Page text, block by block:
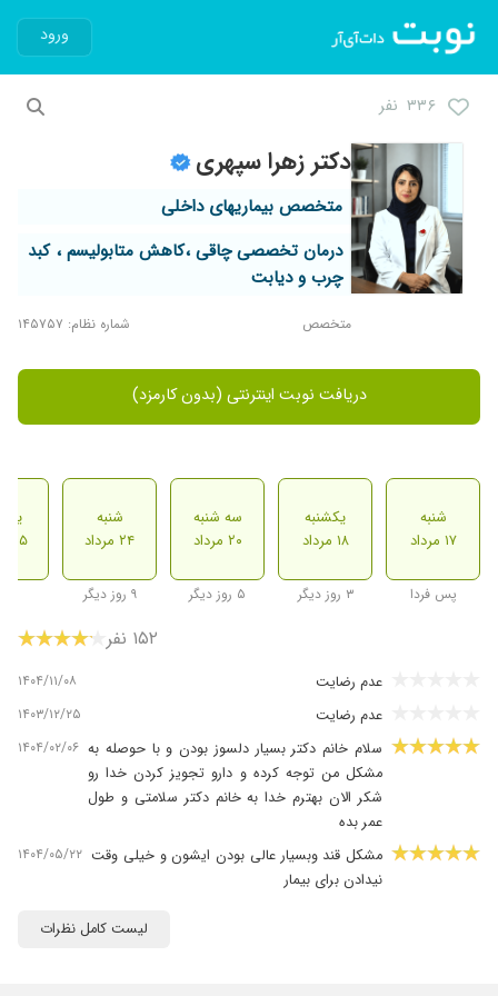
ورود
۳۳۶ نفر
دکتر زهرا سپهری
متخصص بیماریهای داخلی
درمان تخصصی چاقی ،کاهش متابولیسم ، کبد
چرب و دیابت
متخصص شماره نظام: ۱۴۵۷۵۷
دریافت نوبت اینترنتی (بدون کارمزد)
شنبه
۱۷ مرداد
پس فردا
یکشنبه
۱۸ مرداد
۳ روز دیگر
سه شنبه
۲۰ مرداد
۵ روز دیگر
شنبه
۲۴ مرداد
۹ روز دیگر
۲۵ مرداد
۱۵۲ نفر
عدم رضایت ۱۴۰۴/۱۱/۰۸
عدم رضایت ۱۴۰۳/۱۲/۲۵
سلام خانم دکتر بسیار دلسوز بودن و با حوصله به
مشکل من توجه کرده و دارو تجویز کردن خدا رو
شکر الان بهترم خدا به خانم دکتر سلامتی و طول
عمر بده
۱۴۰۴/۰۲/۰۶
مشکل قند وبسیار عالی بودن ایشون و خیلی وقت
نیدادن برای بیمار
۱۴۰۴/۰۵/۲۲
میدهند و به طور کامل پاسخگوی سوالات هستند
لیست کامل نظرات